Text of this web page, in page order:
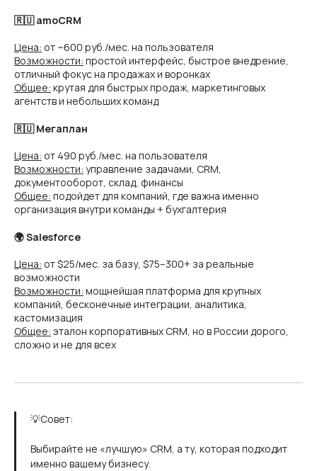
🇷🇺 amoCRM
Цена: от ~600 руб./мес. на пользователя
Возможности: простой интерфейс, быстрое внедрение,
отличный фокус на продажах и воронках
Общее: крутая для быстрых продаж, маркетинговых
агентств и небольших команд
🇷🇺 Мегаплан
Цена: от 490 руб./мес. на пользователя
Возможности: управление задачами, CRM,
документооборот, склад, финансы
Общее: подойдет для компаний, где важна именно
организация внутри команды + бухгалтерия
🌍 Salesforce
Цена: от $25/мес. за базу, $75–300+ за реальные
возможности
Возможности: мощнейшая платформа для крупных
компаний, бесконечные интеграции, аналитика,
кастомизация
Общее: эталон корпоративных CRM, но в России дорого,
сложно и не для всех
💡Совет:
Выбирайте не «лучшую» CRM, а ту, которая подходит
именно вашему бизнесу.